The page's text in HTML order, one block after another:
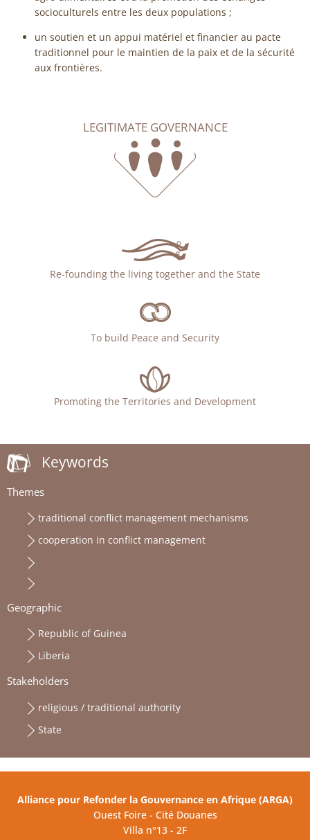
socioculturels entre les deux populations ;
un soutien et un appui matériel et financier au pacte
traditionnel pour le maintien de la paix et de la sécurité
aux frontières.
LEGITIMATE GOVERNANCE
Re-founding the living together and the State
To build Peace and Security
Promoting the Territories and Development
Keywords
Themes
traditional conflict management mechanisms
cooperation in conflict management
Geographic
Republic of Guinea
Liberia
Stakeholders
religious / traditional authority
State
Alliance pour Refonder la Gouvernance en Afrique (ARGA)
Ouest Foire - Cité Douanes
Villa n°13 - 2F